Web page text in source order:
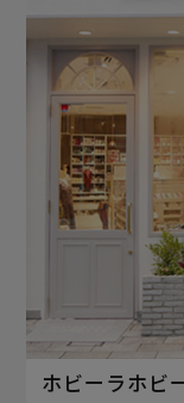
ホビーラホビ